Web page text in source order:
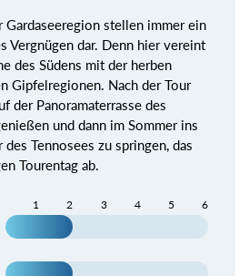
Gardaseeregion stellen immer ein
Vergnügen dar. Denn hier vereint
des Südens mit der herben
Gipfelregionen. Nach der Tour
der Panoramaterrasse des
und dann im Sommer ins
Tennosees zu springen, das
Tourentag ab.
1 2 3 4 5 6